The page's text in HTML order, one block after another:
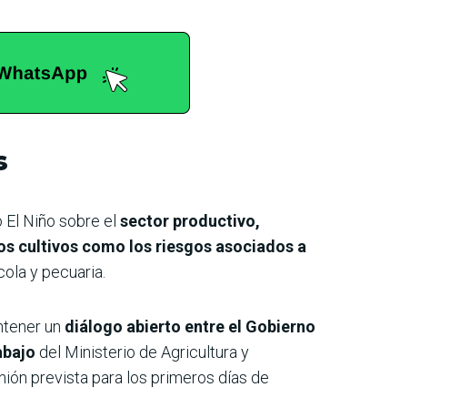
Niño sobre el sector productivo,
cultivos como los riesgos asociados a
y pecuaria.
un diálogo abierto entre el Gobierno
del Ministerio de Agricultura y
prevista para los primeros días de